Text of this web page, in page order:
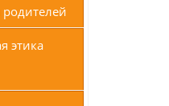
этика